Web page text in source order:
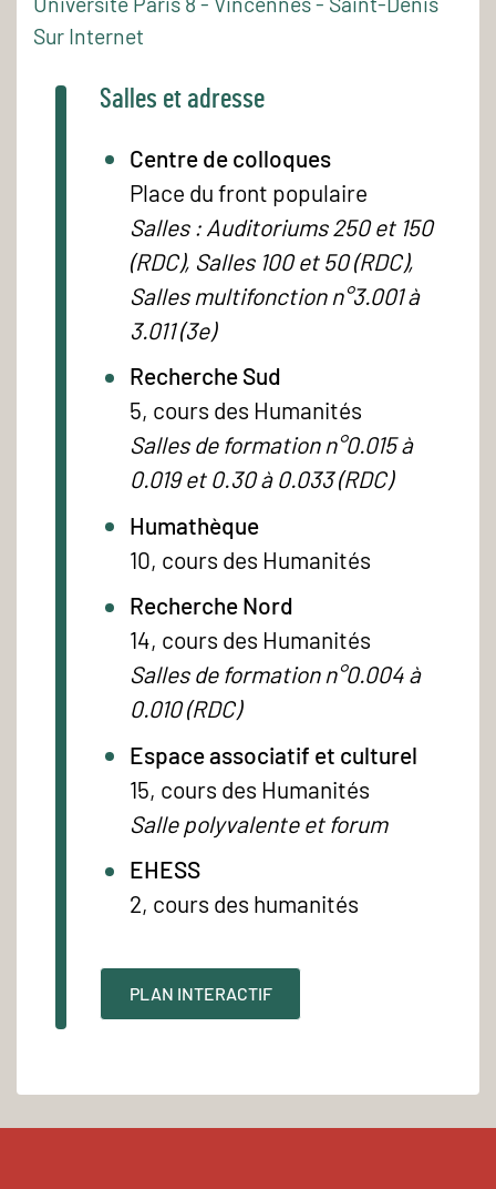
Sur Internet
Salles et adresse
Centre de colloques
Place du front populaire
Salles : Auditoriums 250 et 150
(RDC), Salles 100 et 50 (RDC),
Salles multifonction n°3.001 à
3.011 (3e)
Recherche Sud
5, cours des Humanités
Salles de formation n°0.015 à
0.019 et 0.30 à 0.033 (RDC)
Humathèque
10, cours des Humanités
Recherche Nord
14, cours des Humanités
Salles de formation n°0.004 à
0.010 (RDC)
Espace associatif et culturel
15, cours des Humanités
Salle polyvalente et forum
EHESS
2, cours des humanités
PLAN INTERACTIF